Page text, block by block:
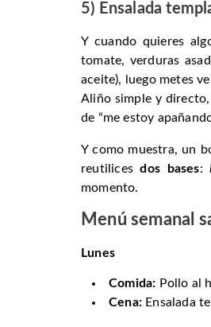
5) Ensalada
Y cuando quieres
tomate, verduras
aceite), luego metes
Aliño simple y
de “me estoy
Y como muestra, un
reutilicesdos bases:
momento.
Menú semanal
Lunes
Comida: Pollo al
Cena: Ensalada